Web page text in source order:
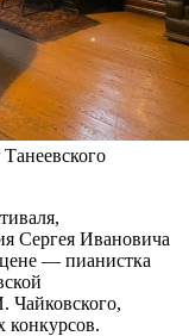
Сергея Ивановича
— пианистка
Чайковского,
конкурсов.